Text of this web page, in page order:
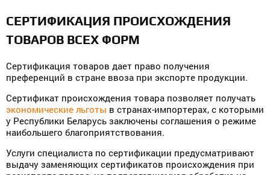
СЕРТИФИКАЦИЯ ПРОИСХОЖДЕНИЯ
ТОВАРОВ ВСЕХ ФОРМ
Сертификация товаров дает право получения
преференций в стране ввоза при экспорте продукции.
Сертификат происхождения товара позволяет получать
экономические льготы в странах-импортерах, с которыми
у Республики Беларусь заключены соглашения о режиме
наибольшего благоприятствования.
Услуги специалиста по сертификации предусматривают
выдачу заменяющих сертификатов происхождения при